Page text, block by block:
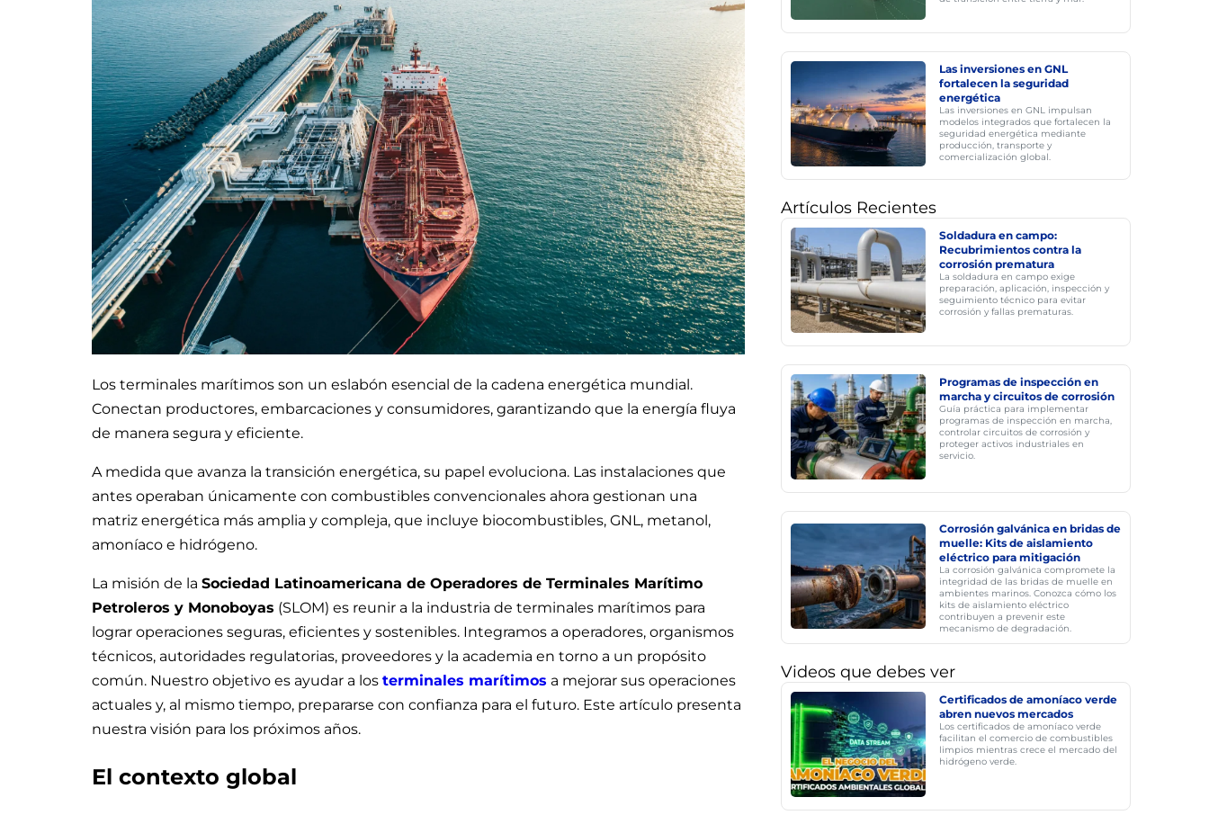
Los terminales marítimos son un eslabón esencial de la cadena energética mundial.
Conectan productores, embarcaciones y consumidores, garantizando que la energía fluya
de manera segura y eficiente.
A medida que avanza la transición energética, su papel evoluciona. Las instalaciones que
antes operaban únicamente con combustibles convencionales ahora gestionan una
matriz energética más amplia y compleja, que incluye biocombustibles, GNL, metanol,
amoníaco e hidrógeno.
La misión de la Sociedad Latinoamericana de Operadores de Terminales Marítimo
Petroleros y Monoboyas (SLOM) es reunir a la industria de terminales marítimos para
lograr operaciones seguras, eficientes y sostenibles. Integramos a operadores, organismos
técnicos, autoridades regulatorias, proveedores y la academia en torno a un propósito
común. Nuestro objetivo es ayudar a los terminales marítimos a mejorar sus operaciones
actuales y, al mismo tiempo, prepararse con confianza para el futuro. Este artículo presenta
nuestra visión para los próximos años.
El contexto global
Las inversiones en GNL
fortalecen la seguridad
energética
Las inversiones en GNL impulsan
modelos integrados que fortalecen la
seguridad energética mediante
producción, transporte y
comercialización global.
Artículos Recientes
Soldadura en campo:
Recubrimientos contra la
corrosión prematura
La soldadura en campo exige
preparación, aplicación, inspección y
seguimiento técnico para evitar
corrosión y fallas prematuras.
Programas de inspección en
marcha y circuitos de corrosión
Guía práctica para implementar
programas de inspección en marcha,
controlar circuitos de corrosión y
proteger activos industriales en
servicio.
Corrosión galvánica en bridas de
muelle: Kits de aislamiento
eléctrico para mitigación
La corrosión galvánica compromete la
integridad de las bridas de muelle en
ambientes marinos. Conozca cómo los
kits de aislamiento eléctrico
contribuyen a prevenir este
mecanismo de degradación.
Videos que debes ver
Certificados de amoníaco verde
abren nuevos mercados
Los certificados de amoníaco verde
facilitan el comercio de combustibles
limpios mientras crece el mercado del
hidrógeno verde.